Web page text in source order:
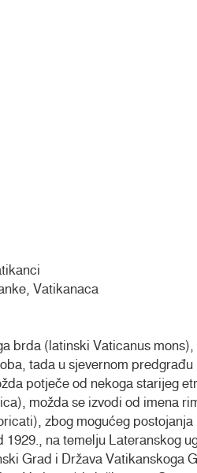
Vatikanaca
brda (latinski Vaticanus mons),
tada u sjevernom predgrađu
potječe od nekoga starijeg
možda se izvodi od imena
zbog mogućeg postojanja
na temelju Lateranskog
Grad i Država Vatikanskoga